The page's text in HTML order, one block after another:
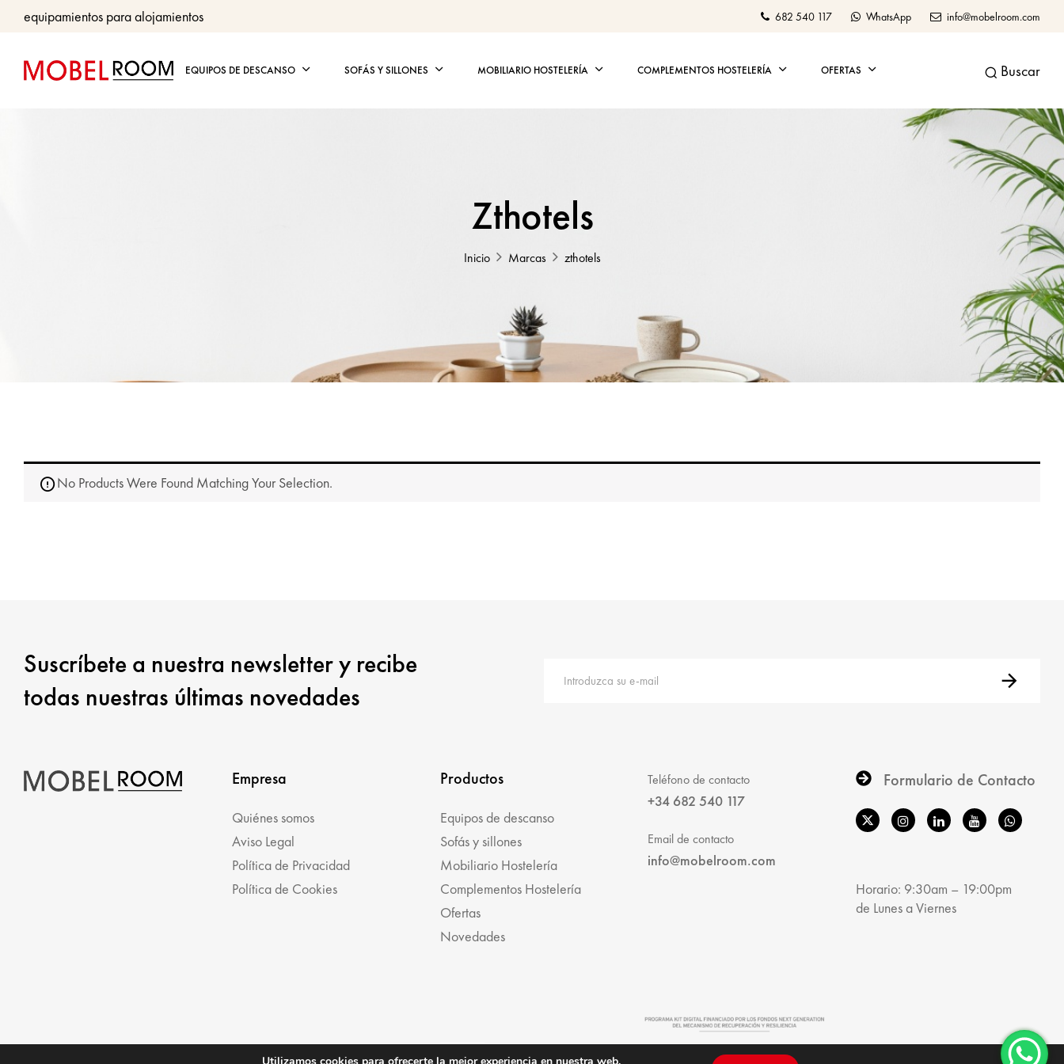
equipamientos para alojamientos 682 540 117 WhatsApp info@mobelroom.com
EQUIPOS DE DESCANSO SOFÁS Y SILLONES MOBILIARIO HOSTELERÍA COMPLEMENTOS HOSTELERÍA OFERTAS Buscar
Zthotels
Inicio Marcas zthotels
No Products Were Found Matching Your Selection.
Suscríbete a nuestra newsletter y recibe
todas nuestras últimas novedades
Empresa
Quiénes somos
Aviso Legal
Política de Privacidad
Política de Cookies
Productos
Equipos de descanso
Sofás y sillones
Mobiliario Hostelería
Complementos Hostelería
Ofertas
Novedades
Teléfono de contacto
+34 682 540 117
Email de contacto
info@mobelroom.com
Formulario de Contacto
Horario: 9:30am – 19:00pm
de Lunes a Viernes